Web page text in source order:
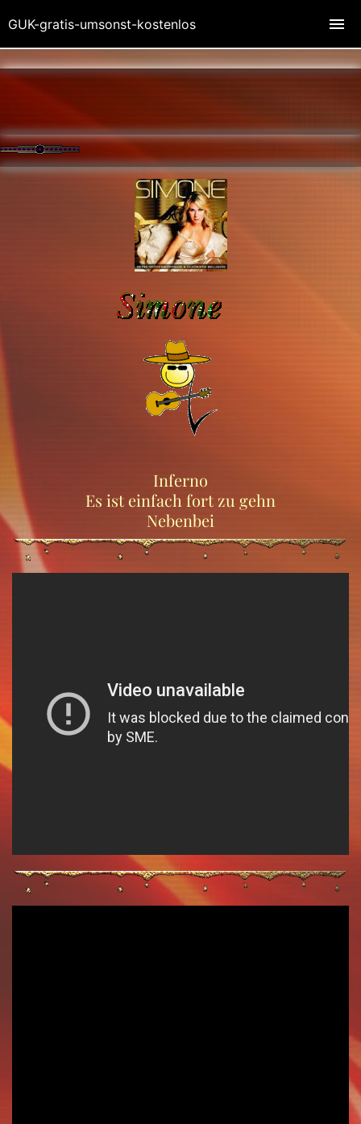
Inferno
Es ist einfach fort zu gehn
Nebenbei
GUK-gratis-umsonst-kostenlos